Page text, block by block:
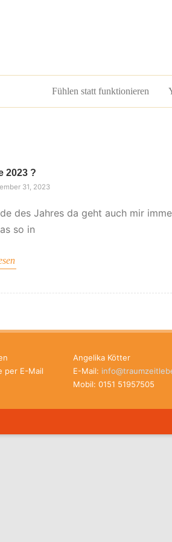
Fühlen statt funktionieren
2023 ?
31, 2023
des Jahres da geht auch mir
so in
per E-Mail
Angelika Kötter
E-Mail:
Mobil: 0151 51957505